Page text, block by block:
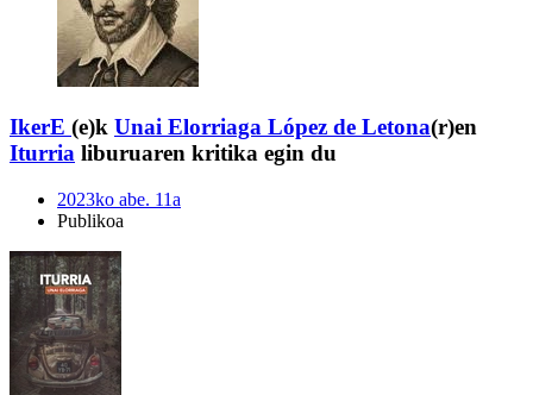
IkerE (e)k Unai Elorriaga López de Letona(r)en
Iturria liburuaren kritika egin du
2023ko abe. 11a
Publikoa